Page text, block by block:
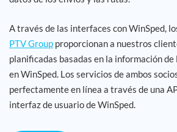
A través de las interfaces con WinSped,
PTV Group proporcionan a nuestros
planificadas basadas en la información
en WinSped. Los servicios de ambos
perfectamente en línea a través de una
interfaz de usuario de WinSped.